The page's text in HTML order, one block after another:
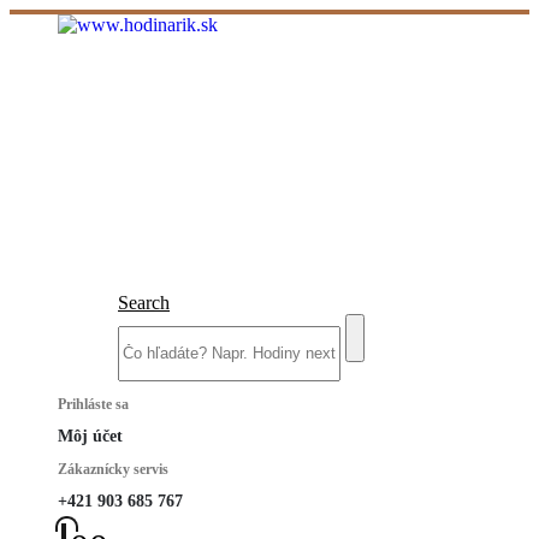
Search
Prihláste sa
Môj účet
Zákaznícky servis
+421 903 685 767